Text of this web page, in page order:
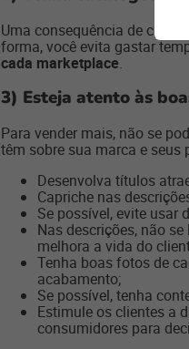
Uma consequência de cada
forma, você evita gastar
cada marketplace.
3) Esteja atento às
Para vender mais, não se
têm sobre sua marca e seus
Desenvolva títulos
Capriche nas
Se possível, evite usar
Nas descrições, não
melhora a vida do
Tenha boas fotos de
acabamento;
Se possível, tenha
Estimule os clientes a
consumidores para